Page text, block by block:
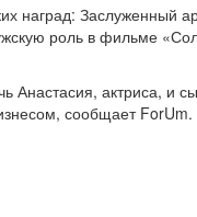
наград: Заслуженный
роль в фильме
Анастасия, актриса, и
сообщает ForUm.